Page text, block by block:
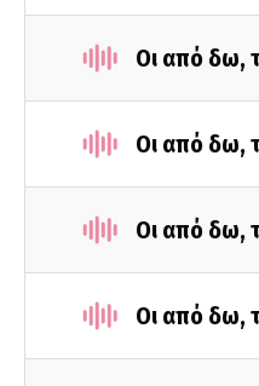
Οι από δω,
Οι από δω,
Οι από δω,
Οι από δω,